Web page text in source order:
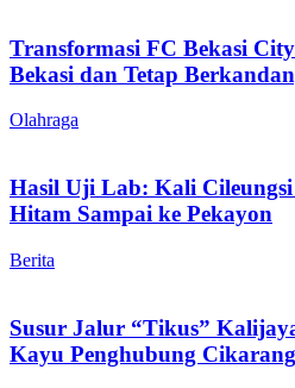
Transformasi FC Bekasi
Bekasi dan Tetap
Olahraga
Hasil Uji Lab: Kali
Hitam Sampai ke Pekayon
Berita
Susur Jalur “Tikus”
Kayu Penghubung